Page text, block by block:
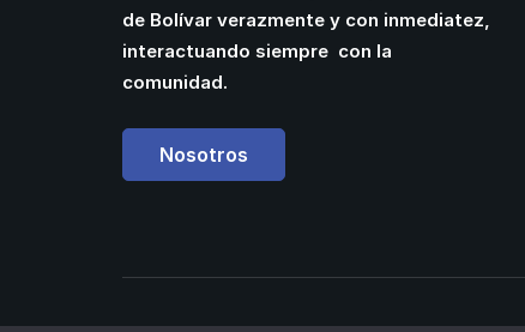
de Bolívar verazmente y con inmediatez,
interactuando siempre con la
comunidad.
Nosotros